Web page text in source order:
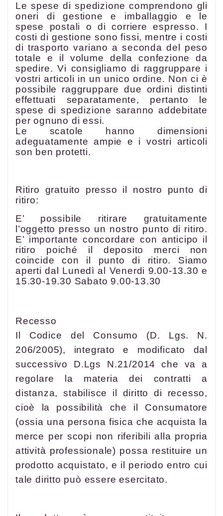
Le spese di spedizione comprendono gli
oneri di gestione e imballaggio e le
spese postali o di corriere espresso. I
costi di gestione sono fissi, mentre i costi
di trasporto variano a seconda del peso
totale e il volume della confezione da
spedire. Vi consigliamo di raggruppare i
vostri articoli in un unico ordine. Non ci è
possibile raggruppare due ordini distinti
effettuati separatamente, pertanto le
spese di spedizione saranno addebitate
per ognuno di essi.
Le scatole hanno dimensioni
adeguatamente ampie e i vostri articoli
son ben protetti.
Ritiro gratuito presso il nostro punto di
ritiro:
E’ possibile ritirare gratuitamente
l’oggetto presso un nostro punto di ritiro.
E’ importante concordare con anticipo il
ritiro poiché il deposito merci non
coincide con il punto di ritiro. Siamo
aperti dal Lunedì al Venerdi 9.00-13.30 e
15.30-19.30 Sabato 9.00-13.30
Recesso
Il Codice del Consumo (D. Lgs. N.
206/2005), integrato e modificato dal
successivo D.Lgs N.21/2014 che va a
regolare la materia dei contratti a
distanza, stabilisce il diritto di recesso,
cioè la possibilità che il Consumatore
(ossia una persona fisica che acquista la
merce per scopi non riferibili alla propria
attività professionale) possa restituire un
prodotto acquistato, e il periodo entro cui
tale diritto può essere esercitato.